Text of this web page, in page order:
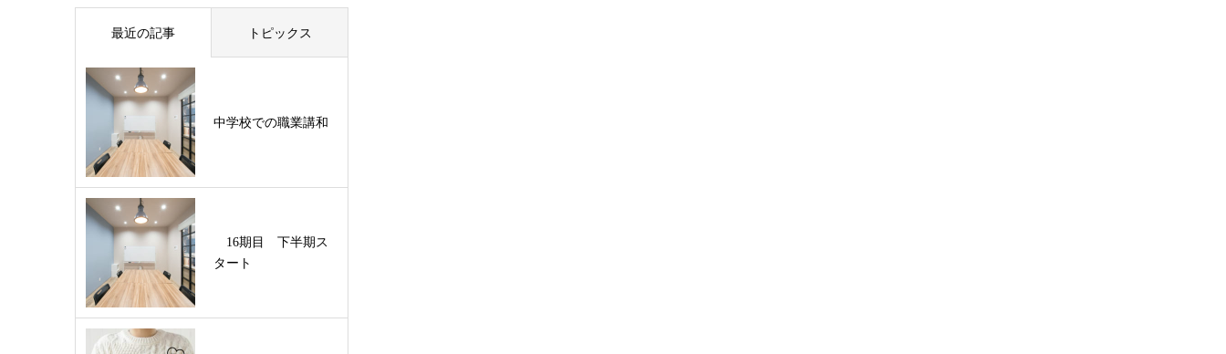
最近の記事 トピックス
中学校での職業講和
16期目 下半期ス
タート